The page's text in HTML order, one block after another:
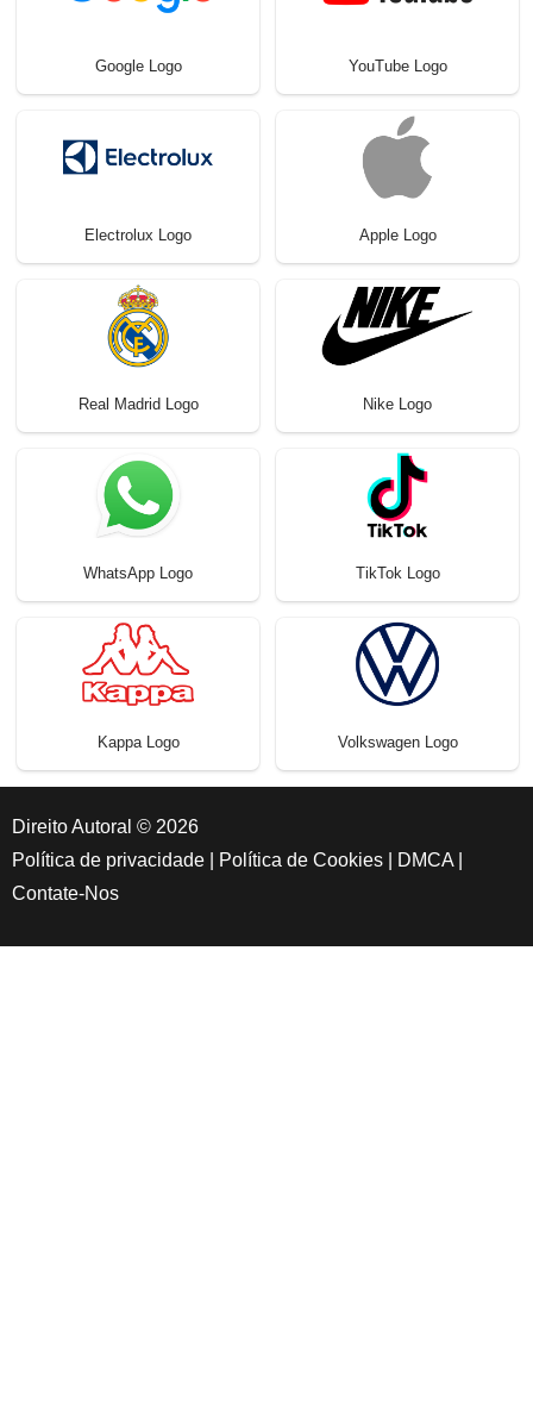
Google Logo YouTube Logo
Electrolux Logo Apple Logo
Real Madrid Logo Nike Logo
WhatsApp Logo TikTok Logo
Kappa Logo Volkswagen Logo
Direito Autoral © 2026
Política de privacidade
Política de Cookies DMCA
Contate-Nos